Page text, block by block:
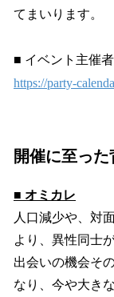
てまいります。
■ イベント主催
https://party-
開催に至った
■ オミカレ
人口減少や、対
より、異性同士
出会いの機会そ
なり、今や大き